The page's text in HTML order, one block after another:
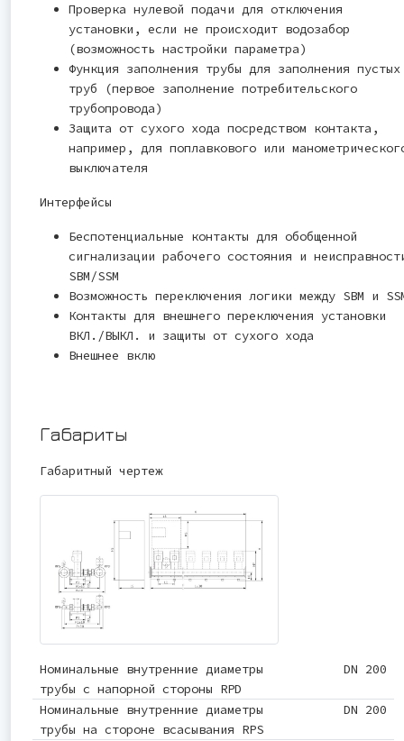
Проверка нулевой подачи для отключения
установки, если не происходит водозабор
(возможность настройки параметра)
Функция заполнения трубы для заполнения пустых
труб (первое заполнение потребительского
трубопровода)
Защита от сухого хода посредством контакта,
например, для поплавкового или
выключателя
Интерфейсы
Беспотенциальные контакты для обобщенной
сигнализации рабочего состояния и
SBM/SSM
Возможность переключения логики между SBM и
Контакты для внешнего переключения установки
ВКЛ./ВЫКЛ. и защиты от сухого хода
Внешнее вклю
Габариты
Габаритный чертеж
Номинальные внутренние диаметры
трубы с напорной стороны RPD
DN 200
Номинальные внутренние диаметры
трубы на стороне всасывания RPS
DN 200